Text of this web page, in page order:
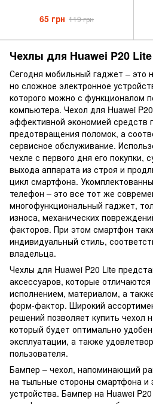
65 грн 119 грн
Чехлы для Huawei P20 Lite
Сегодня мобильный гаджет – это
но сложное электронное
которого можно с функционалом
компьютера. Чехол для Huawei
эффективной экономией средств
предотвращения поломок, а
сервисное обслуживание.
чехле с первого дня его покупки,
выхода аппарата из строя и
цикл смартфона.
телефон – это все тот же
многофункциональный гаджет,
износа, механических
факторов. При этом смартфон
индивидуальный стиль,
владельца.
Чехлы для Huawei P20 Lite
аксессуаров, которые
исполнением, материалом, а
форм-фактор. Широкий
решений позволяет купить чехол
который будет оптимально
эксплуатации, а также
пользователя.
Бампер – чехол, напоминающий
на тыльные стороны смартфона
устройства. Бампер на Huawei